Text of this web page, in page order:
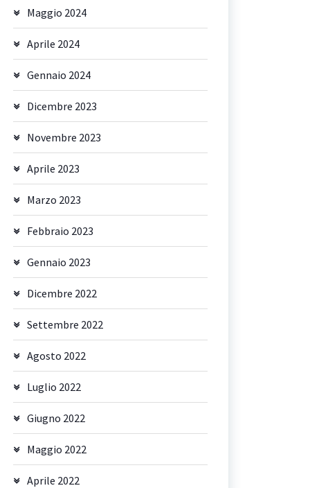
Maggio 2024
Aprile 2024
Gennaio 2024
Dicembre 2023
Novembre 2023
Aprile 2023
Marzo 2023
Febbraio 2023
Gennaio 2023
Dicembre 2022
Settembre 2022
Agosto 2022
Luglio 2022
Giugno 2022
Maggio 2022
Aprile 2022